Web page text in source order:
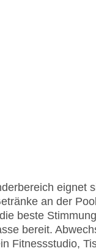
eignet
an der
beste
bereit.
Fitnessstudio,